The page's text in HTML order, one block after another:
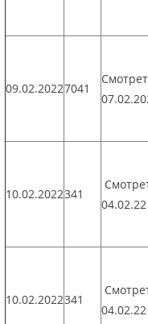
09.02.20227041
10.02.2022341
04.02.22
10.02.2022341
04.02.22